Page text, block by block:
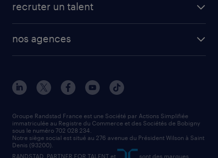
recruter un talent
nos agences
Groupe Randstad France est une Société par Actions Simplifiée
immatriculée au Registre du Commerce et des Sociétés de Bobigny
sous le numéro 702 028 234.
Notre siège social est situé au 276 avenue du Président Wilson à Saint
Denis (93200).
RANDSTAD, PARTNER FOR TALENT et
sont des marques